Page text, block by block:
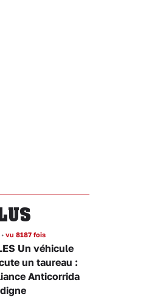
• vu 8187 fois
Un véhicule
un taureau :
Anticorrida